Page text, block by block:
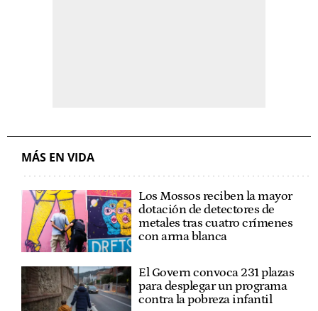
MÁS EN VIDA
Los Mossos reciben la mayor
dotación de detectores de
metales tras cuatro crímenes
con arma blanca
El Govern convoca 231 plazas
para desplegar un programa
contra la pobreza infantil